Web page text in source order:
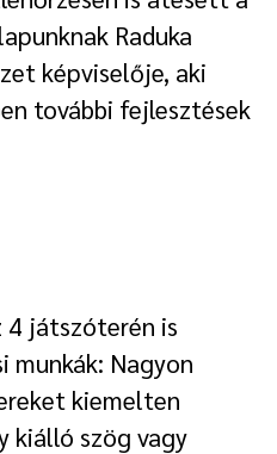
Raduka
képviselője, aki
további fejlesztések
4 játszóterén is
Nagyon
kiemelten
kiálló szög vagy